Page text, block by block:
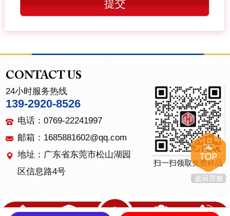
CONTACT US
24小时服务热线
139-2920-8526
电话：0769-22241997
邮箱：1685881602@qq.com
地址：广东省东莞市松山湖园
区信息路4号
扫一扫领取免费样品